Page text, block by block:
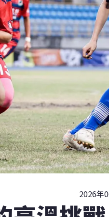
2026年